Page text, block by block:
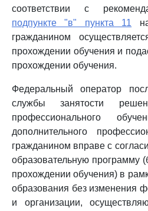
соответствии с
подпункте "в" пункта 11
гражданином
прохождении обучения и
прохождении обучения.
Федеральный оператор
службы занятости
профессионального
дополнительного
гражданином вправе с
образовательную программу
прохождении обучения) в
образования без изменения
и организации,